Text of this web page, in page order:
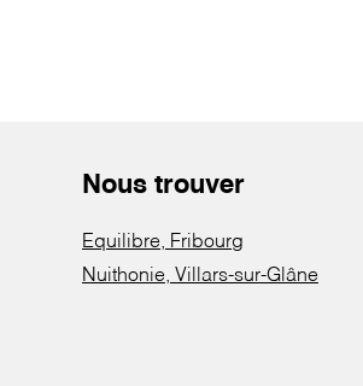
Nous trouver
Equilibre, Fribourg
Nuithonie, Villars-sur-Glâne